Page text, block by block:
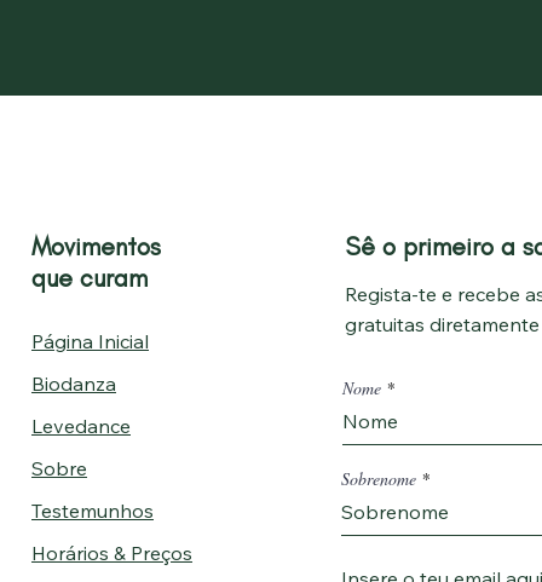
Movimentos
que curam
Página Inicial
Biodanza
Levedance
Sobre
Testemunhos
Horários & Preços
Sê o primeiro a
Regista-te e recebe
gratuitas
Nome
Sobrenome